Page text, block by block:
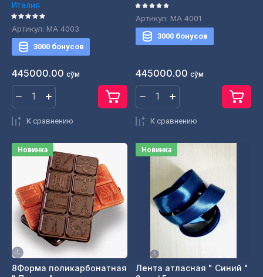
Италия
Артикул: МА 4003
3000 бонусов
445000.00 сўм
К сравнению
Артикул: МА 4001
3000 бонусов
445000.00 сўм
К сравнению
Новинка
8Форма поликарбонатная
Новинка
Лента атласная " Синий "